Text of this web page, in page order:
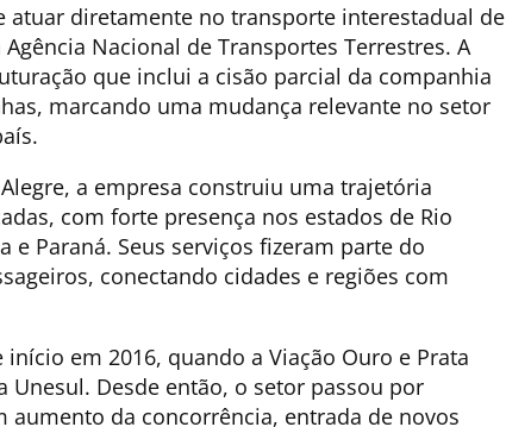
atuar diretamente no transporte interestadual de
Nacional de Transportes Terrestres. A
que inclui a cisão parcial da companhia
marcando uma mudança relevante no setor
a empresa construiu uma trajetória
com forte presença nos estados de Rio
e Paraná. Seus serviços fizeram parte do
conectando cidades e regiões com
em 2016, quando a Viação Ouro e Prata
Unesul. Desde então, o setor passou por
aumento da concorrência, entrada de novos